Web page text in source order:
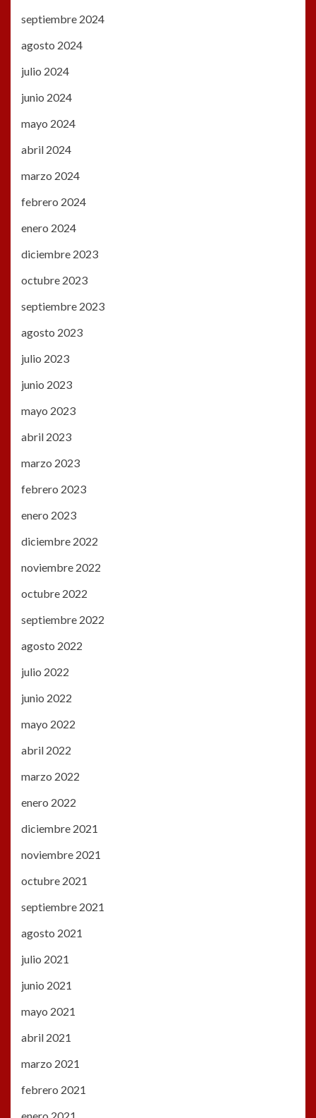
septiembre 2024
agosto 2024
julio 2024
junio 2024
mayo 2024
abril 2024
marzo 2024
febrero 2024
enero 2024
diciembre 2023
octubre 2023
septiembre 2023
agosto 2023
julio 2023
junio 2023
mayo 2023
abril 2023
marzo 2023
febrero 2023
enero 2023
diciembre 2022
noviembre 2022
octubre 2022
septiembre 2022
agosto 2022
julio 2022
junio 2022
mayo 2022
abril 2022
marzo 2022
enero 2022
diciembre 2021
noviembre 2021
octubre 2021
septiembre 2021
agosto 2021
julio 2021
junio 2021
mayo 2021
abril 2021
marzo 2021
febrero 2021